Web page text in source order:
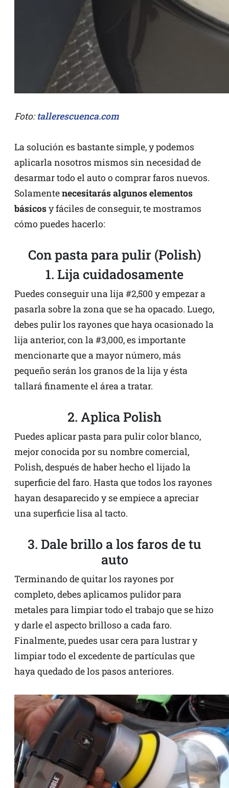
Foto: tallerescuenca.com
La solución es bastante simple, y podemos
aplicarla nosotros mismos sin necesidad de
desarmar todo el auto o comprar faros nuevos.
Solamentenecesitarás algunos elementos
básicosy fáciles de conseguir, te mostramos
cómo puedes hacerlo:
Con pasta para pulir (Polish)
1. Lija cuidadosamente
Puedes conseguir una lija #2,500 y empezar a
pasarla sobre la zona que se ha opacado. Luego,
debes pulir los rayones que haya ocasionado la
lija anterior, con la #3,000, es importante
mencionarte que a mayor número, más
pequeño serán los granos de la lija y ésta
tallará finamente el área a tratar.
2. Aplica Polish
Puedes aplicar pasta para pulir color blanco,
mejor conocida por su nombre comercial,
Polish, después de haber hecho el lijado la
superficie del faro. Hasta que todos los rayones
hayan desaparecido y se empiece a apreciar
una superficie lisa al tacto.
3. Dale brillo a los faros de tu
auto
Terminando de quitar los rayones por
completo, debes aplicamos pulidor para
metales para limpiar todo el trabajo que se hizo
y darle el aspecto brilloso a cada faro.
Finalmente, puedes usar cera para lustrar y
limpiar todo el excedente de partículas que
haya quedado de los pasos anteriores.